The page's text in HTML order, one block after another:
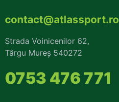
contact@atlassport.ro
Strada Voinicenilor 62,
Târgu Mureș 540272
0753 476 771